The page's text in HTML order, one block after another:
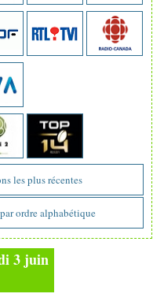
les plus récentes
ordre alphabétique
3 juin